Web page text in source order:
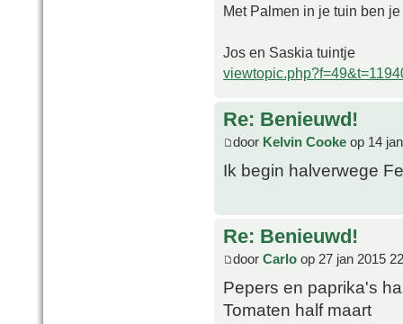
Met Palmen in je tuin ben
Jos en Saskia tuintje
Re: Benieuwd!
door Kelvin Cooke op 14
Ik begin halverwege
Re: Benieuwd!
door Carlo op 27 jan 2015
Pepers en paprika's
Tomaten half maart